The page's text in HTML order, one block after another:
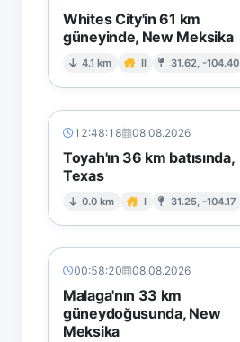
Whites City'in 61 km
güneyinde, New Meksika
4.1 km II 31.62, -104.40
12:48:18 08.08.2026
Toyah'ın 36 km batısında,
Texas
0.0 km I 31.25, -104.17
00:58:20 08.08.2026
Malaga'nın 33 km
güneydoğusunda, New
Meksika